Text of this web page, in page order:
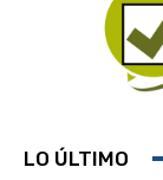
LO ÚLTIMO